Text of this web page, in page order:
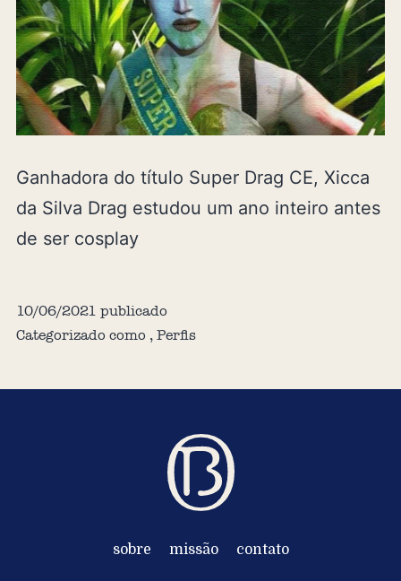
Ganhadora do título Super Drag CE, Xicca
da Silva Drag estudou um ano inteiro antes
de ser cosplay
10/06/2021 publicado
Categorizado como , Perfis
sobre missão contato